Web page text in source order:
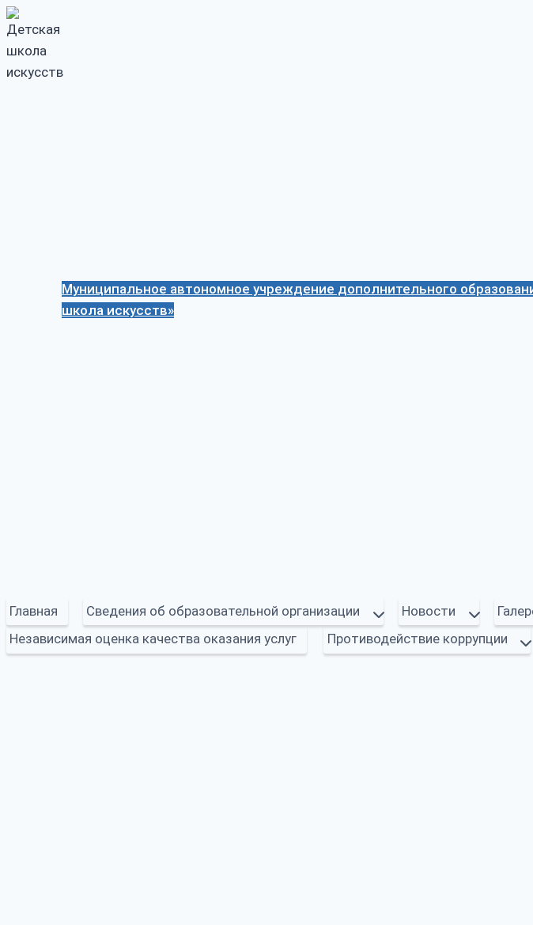
Перейти
к
содержимому
Муниципальное автономное учреждение дополнительного
школа искусств»
Главная Сведения об образовательной организации Новости
Независимая оценка качества оказания услуг
Противодействие коррупции